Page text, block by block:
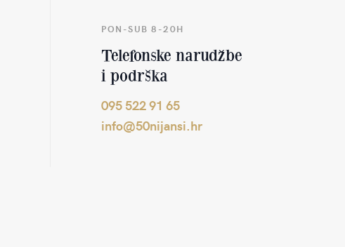
PON-SUB 8-20H
Telefonske narudžbe
i podrška
095 522 91 65
info@50nijansi.hr